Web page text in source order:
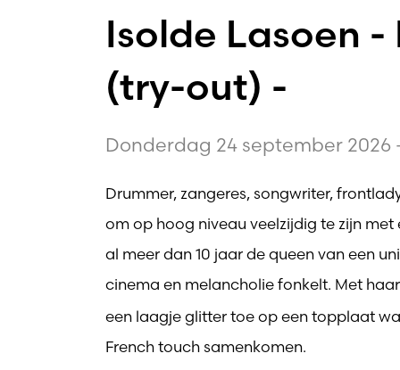
Isolde Lasoen
(try-out) -
Donderdag 24 september 2026
Drummer, zangeres, songwriter,
om op hoog niveau veelzijdig te zijn
al meer dan 10 jaar de queen van een
cinema en melancholie fonkelt. Met
een laagje glitter toe op een topplaat
French touch samenkomen.